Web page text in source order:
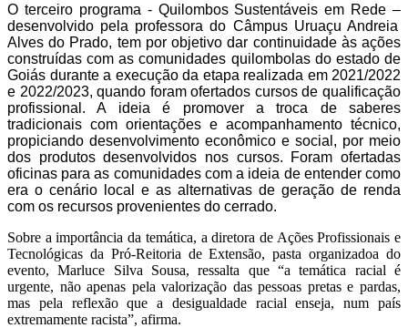
O terceiro programa - Quilombos Sustentáveis em Rede –
desenvolvido pela professora do Câmpus Uruaçu Andreia
Alves do Prado, tem por objetivodar continuidade às ações
construídas com as comunidades quilombolas do estado de
Goiás durante a execução da etapa realizada em 2021/2022
e 2022/2023,quando foramofertados cursosde qualificação
profissional.A ideia é promover a troca de saberes
tradicionais com orientações e acompanhamento técnico,
propiciando desenvolvimento econômico e social, por meio
dos produtos desenvolvidos nos cursos. Foram ofertadas
oficinas para as comunidades com a ideia de entender como
era o cenário local e as alternativas de geração de renda
com os recursos provenientes do cerrado.
Sobre a importância da temática, a diretora de Ações Profissionais e
Tecnológicas da Pró-Reitoria de Extensão, pasta organizadoa do
evento, Marluce Silva Sousa, ressalta que “a temática racial é
urgente, não apenas pela valorização das pessoas pretas e pardas,
mas pela reflexão que a desigualdade racial enseja, num país
extremamente racista”, afirma.